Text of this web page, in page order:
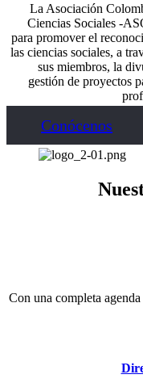
La Asociación
Ciencias Sociales -
para promover el
las ciencias sociales, a
sus miembros, la
gestión de proyectos
Conócenos
Con una completa